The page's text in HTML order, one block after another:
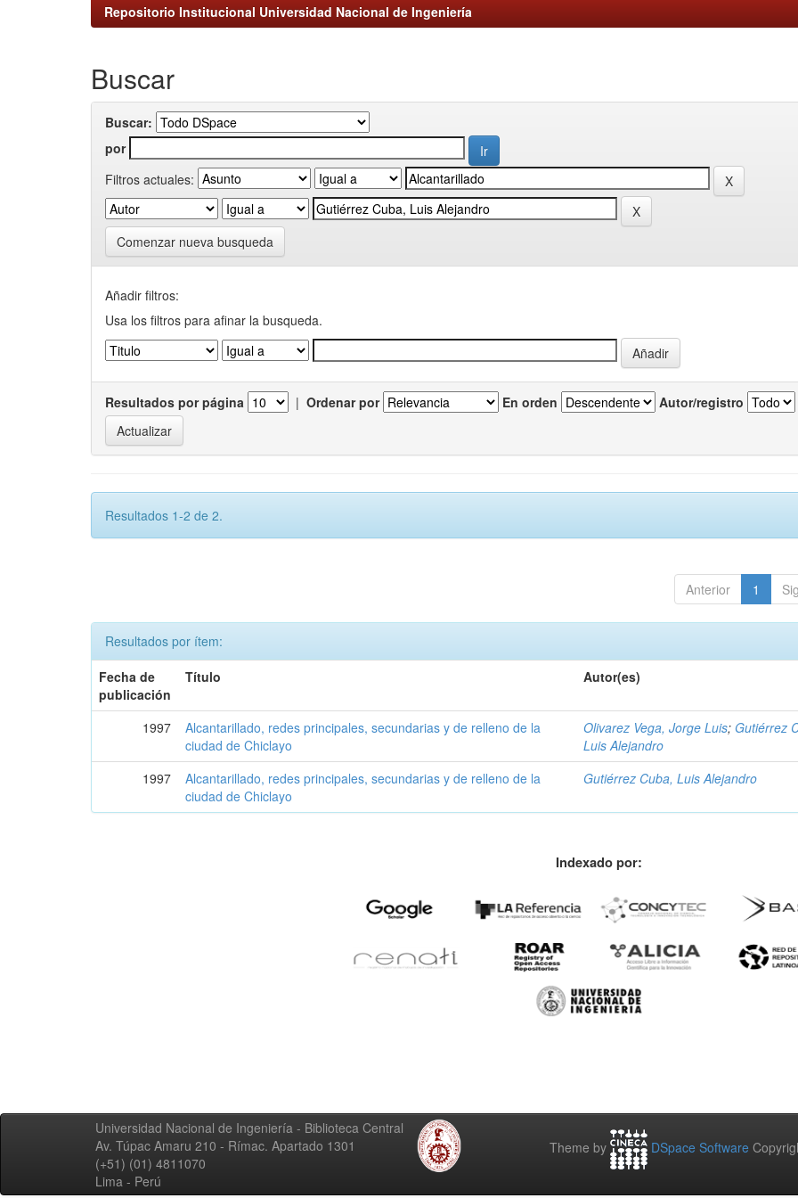
Repositorio Institucional Universidad Nacional de Ingeniería
Buscar
Buscar:
por
Filtros actuales:
Comenzar nueva busqueda
Añadir filtros:
Usa los filtros para afinar la busqueda.
Resultados por página | Ordenar por En orden Autor/registro
Resultados 1-2 de 2.
Anterior 1
Resultados por ítem:
Fecha de
publicación
Título Autor(es)
1997
Alcantarillado, redes principales, secundarias y de relleno de la
ciudad de Chiclayo
Olivarez Vega, Jorge Luis; Gutiérrez
Luis Alejandro
1997
Alcantarillado, redes principales, secundarias y de relleno de la
ciudad de Chiclayo
Gutiérrez Cuba, Luis Alejandro
Indexado por:
Universidad Nacional de Ingeniería - Biblioteca Central
Av. Túpac Amaru 210 - Rímac. Apartado 1301
(+51) (01) 4811070
Lima - Perú
Theme by DSpace Software